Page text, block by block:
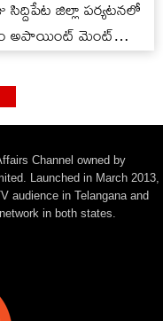
జిల్లా పర్యటనలో
అపాయింట్ మెంట్
Channel owned by
Launched in March 2013,
audience in Telangana and
in both states.